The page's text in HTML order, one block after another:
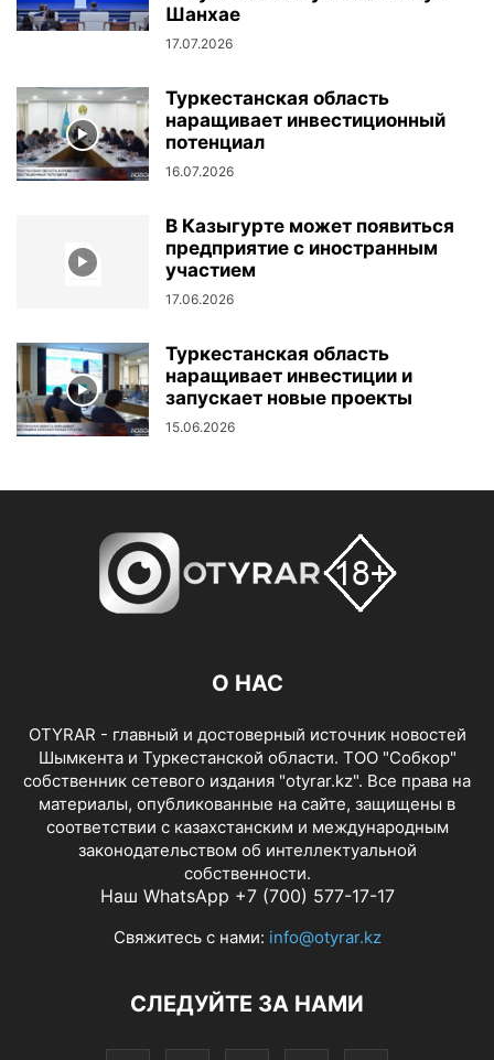
Шанхае
17.07.2026
Туркестанская область
наращивает инвестиционный
потенциал
16.07.2026
В Казыгурте может появиться
предприятие с иностранным
участием
17.06.2026
Туркестанская область
наращивает инвестиции и
запускает новые проекты
15.06.2026
О НАС
OTYRAR - главный и достоверный источник новостей
Шымкента и Туркестанской области. ТОО "Собкор"
собственник сетевого издания "otyrar.kz". Все права на
материалы, опубликованные на сайте, защищены в
соответствии с казахстанским и международным
законодательством об интеллектуальной
собственности.
Наш WhatsApp +7 (700) 577-17-17
Свяжитесь с нами: info@otyrar.kz
СЛЕДУЙТЕ ЗА НАМИ